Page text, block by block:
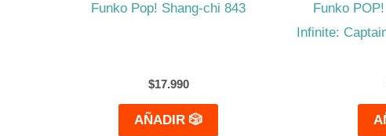
Funko Pop! Shang-chi 843
$17.990
AÑADIR 🎲
Funko
Infinite: